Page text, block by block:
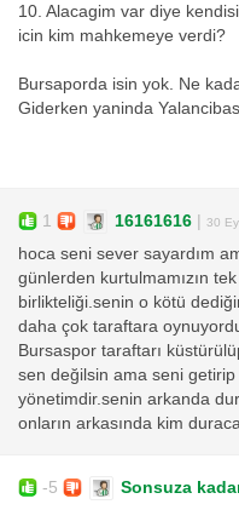
10. Alacagim var diye
icin kim mahkemeye verdi?
Bursaporda isin yok. Ne
Giderken yaninda
1 16161616 | 30
hoca seni sever sayardım
günlerden kurtulmamızın
birlikteliği.senin o kötü
daha çok taraftara
Bursaspor taraftarı
sen değilsin ama seni
yönetimdir.senin arkanda
onların arkasında kim
-5 Sonsuza